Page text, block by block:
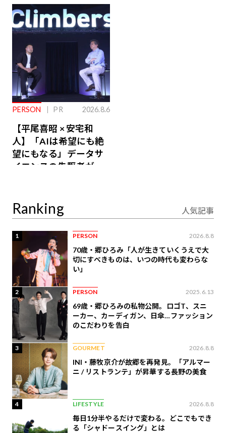
ジ会員特典あり】
PERSON PR 2026.8.6
【平尾喜昭 × 安宅和
人】「AIは希望にも絶
望にもなる」データサ
イエンスの先駆者が語
Ranking 人気記事
1 PERSON 2026.8.8
70歳・郷ひろみ「人が生きていくうえで大
切にすべきものは、いつの時代も変わらな
い」
2 PERSON 2025.6.13
69歳・郷ひろみの私物公開。ロゴT、スニ
ーカー、カーディガン、日傘…ファッション
のこだわりを告白
3 GOURMET 2026.8.8
INI・藤牧京介が故郷を再発見。「アルマー
ニ / リストランテ」が昇華する長野の美食
4 LIFESTYLE 2026.8.8
毎日1分半やるだけで変わる。どこでもでき
る「シャドースイング」とは